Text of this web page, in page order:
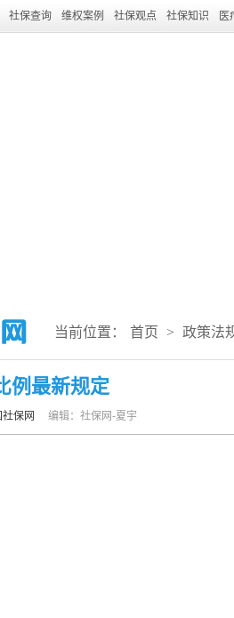
社保查询 维权案例 社保观点 社保知识 医
当前位置： 首页 > 政策法
例最新规定
社保网 编辑：社保网-夏宇